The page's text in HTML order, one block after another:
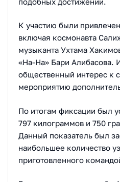
К участию были
включая космонавта
музыканта Ухтама
«На-На» Бари Алибасова.
общественный интерес к
мероприятию
По итогам фиксации был
797 килограммов и 750
Данный показатель был
наибольшее количество
приготовленного